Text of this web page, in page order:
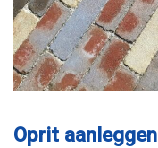
Oprit aanleggen